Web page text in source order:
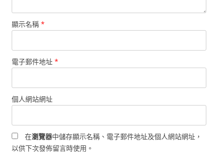
顯示名稱 *
電子郵件地址 *
個人網站網址
在瀏覽器中儲存顯示名稱、電子郵件地址及個人網站網址，
以供下次發佈留言時使用。